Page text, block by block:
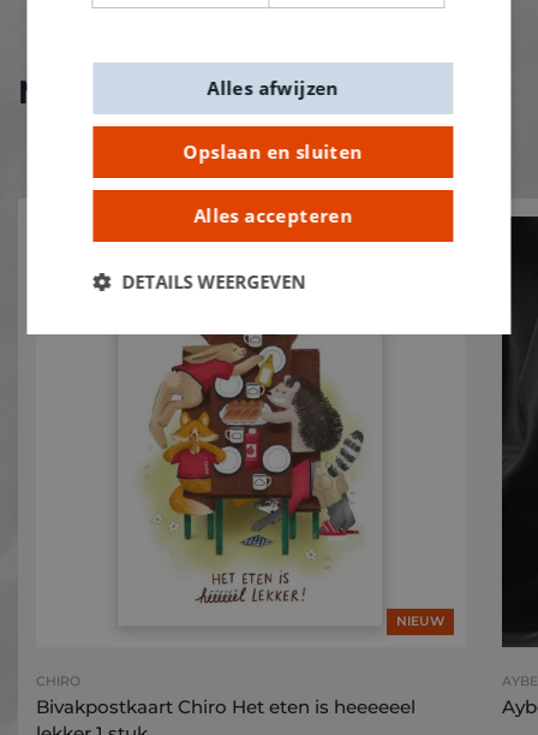
Nieuw bij De Banier!
NIEUW
CHIRO
Bivakpostkaart Chiro Het eten is heeeeeel
Opslaan en sluiten
Alles accepteren
Alles afwijzen
DETAILS WEERGEVEN